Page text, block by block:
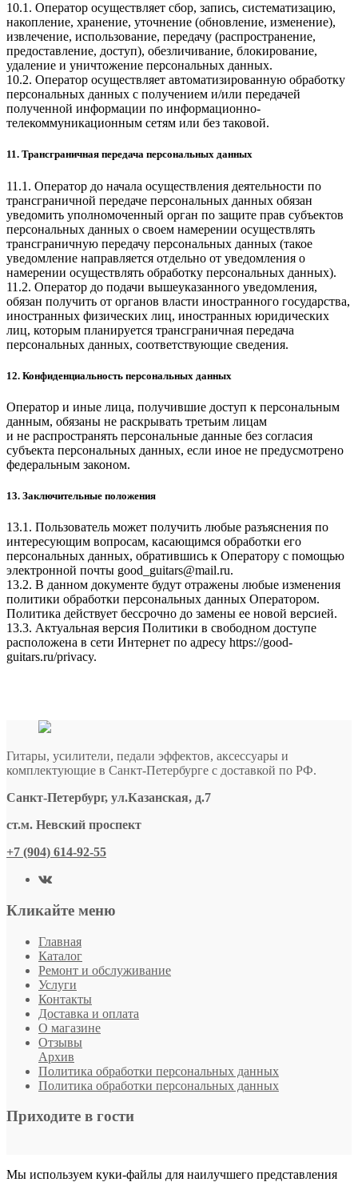
10.1. Оператор осуществляет сбор, запись, систематизацию,
накопление, хранение, уточнение (обновление, изменение),
извлечение, использование, передачу (распространение,
предоставление, доступ), обезличивание, блокирование,
удаление и уничтожение персональных данных.
10.2. Оператор осуществляет автоматизированную обработку
персональных данных с получением и/или передачей
полученной информации по информационно-
телекоммуникационным сетям или без таковой.
11. Трансграничная передача персональных данных
11.1. Оператор до начала осуществления деятельности по
трансграничной передаче персональных данных обязан
уведомить уполномоченный орган по защите прав субъектов
персональных данных о своем намерении осуществлять
трансграничную передачу персональных данных (такое
уведомление направляется отдельно от уведомления о
намерении осуществлять обработку персональных данных).
11.2. Оператор до подачи вышеуказанного уведомления,
обязан получить от органов власти иностранного государства,
иностранных физических лиц, иностранных юридических
лиц, которым планируется трансграничная передача
персональных данных, соответствующие сведения.
12. Конфиденциальность персональных данных
Оператор и иные лица, получившие доступ к персональным
данным, обязаны не раскрывать третьим лицам
и не распространять персональные данные без согласия
субъекта персональных данных, если иное не предусмотрено
федеральным законом.
13. Заключительные положения
13.1. Пользователь может получить любые разъяснения по
интересующим вопросам, касающимся обработки его
персональных данных, обратившись к Оператору с помощью
электронной почты good_guitars@mail.ru.
13.2. В данном документе будут отражены любые изменения
политики обработки персональных данных Оператором.
Политика действует бессрочно до замены ее новой версией.
13.3. Актуальная версия Политики в свободном доступе
расположена в сети Интернет по адресу https://good-
guitars.ru/privacy.
Гитары, усилители, педали эффектов, аксессуары и
комплектующие в Санкт-Петербурге c доставкой по РФ.
Санкт-Петербург, ул.Казанская, д.7
ст.м. Невский проспект
+7 (904) 614-92-55
Кликайте меню
Главная
Каталог
Ремонт и обслуживание
Услуги
Контакты
Доставка и оплата
О магазине
Отзывы
Архив
Политика обработки персональных данных
Политика обработки персональных данных
Приходите в гости
Мы используем куки-файлы для наилучшего представления